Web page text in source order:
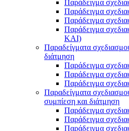
Παράδειγμα
Παράδειγμα
Παράδειγμα
Παράδειγμα
ΚΑΙ)
Παραδείγματα
διάτμηση
Παράδειγμα
Παράδειγμα
Παράδειγμα
Παραδείγματα
συμπίεση και διάτμηση
Παράδειγμα
Παράδειγμα
Παράδειγμα